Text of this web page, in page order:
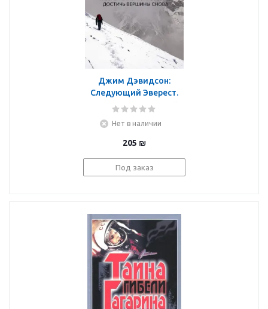
Джим Дэвидсон:
Следующий Эверест.
Как я выжил в самый
горах и обрел силы
достичь вершины
Нет в наличии
205 ₪
Под заказ